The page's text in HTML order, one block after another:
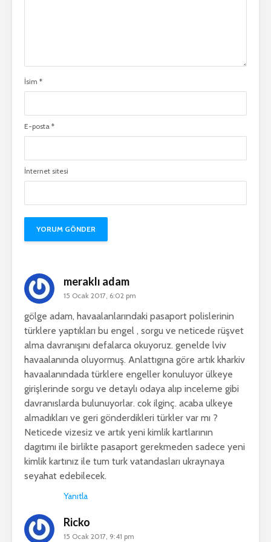
İsim *
E-posta *
İnternet sitesi
meraklı adam
15 Ocak 2017, 6:02 pm
gölge adam, havaalanlarındaki pasaport polislerinin
türklere yaptıkları bu engel , sorgu ve neticede rüşvet
alma davranışını defalarca okuyoruz. genelde lviv
havaalanında oluyormuş. Anlattıgına göre artık kharkiv
havaalanındada türklere engeller konuluyor ülkeye
girişlerinde sorgu ve detaylı odaya alıp inceleme gibi
davranıslarda bulunuyorlar. cok ilginç. acaba ulkeye
almadıkları ve geri gönderdikleri türkler var mı ?
Neticede vizesiz ve artık yeni kimlik kartlarının
dagıtımı ile birlikte pasaport gerekmeden sadece yeni
kimlik kartınız ile tum turk vatandasları ukraynaya
seyahat edebilecek.
Yanıtla
Ricko
15 Ocak 2017, 9:41 pm